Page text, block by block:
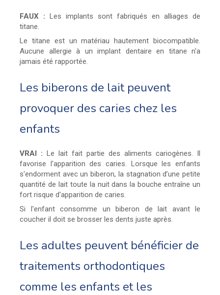
FAUX : Les implants sont fabriqués en alliages de
titane.
Le titane est un matériau hautement biocompatible.
Aucune allergie à un implant dentaire en titane n'a
jamais été rapportée.
Les biberons de lait peuvent
provoquer des caries chez les
enfants
VRAI : Le lait fait partie des aliments cariogènes. Il
favorise l'apparition des caries. Lorsque les enfants
s'endorment avec un biberon, la stagnation d’une petite
quantité de lait toute la nuit dans la bouche entraîne un
fort risque d'apparition de caries.
Si l'enfant consomme un biberon de lait avant le
coucher il doit se brosser les dents juste après.
Les adultes peuvent bénéficier de
traitements orthodontiques
comme les enfants et les